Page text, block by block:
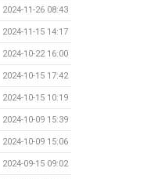
2024-11-26 08:43
2024-11-15 14:17
2024-10-22 16:00
2024-10-15 17:42
2024-10-15 10:19
2024-10-09 15:39
2024-10-09 15:06
2024-09-15 09:02